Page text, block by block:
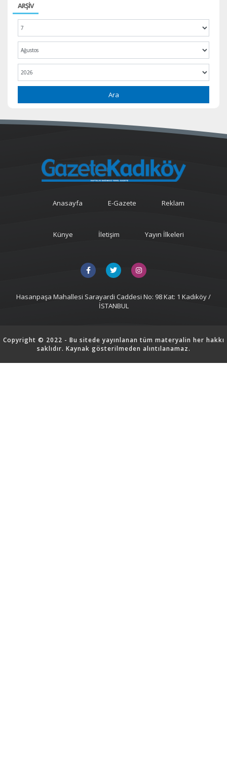
ARŞİV
Ara
Anasayfa E-Gazete Reklam
Künye İletişim Yayın İlkeleri
Hasanpaşa Mahallesi Sarayardi Caddesi No: 98 Kat: 1 Kadıköy /
İSTANBUL
Copyright © 2022 - Bu sitede yayınlanan tüm materyalin her hakkı
saklıdır. Kaynak gösterilmeden alıntılanamaz.